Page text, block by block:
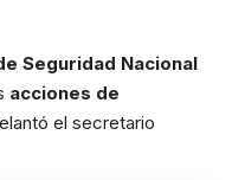
Seguridad Nacional
acciones de
el secretario